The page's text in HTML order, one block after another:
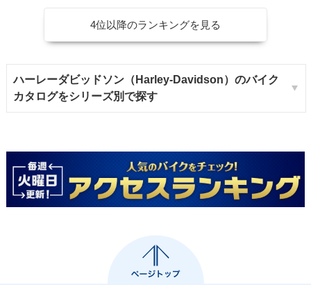
4位以降のランキングを見る
ハーレーダビッドソン（Harley-Davidson）のバイク
カタログをシリーズ別で探す